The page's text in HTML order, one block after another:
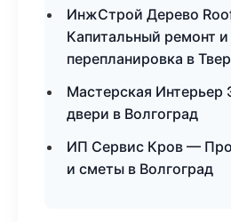
ИнжСтрой Дерево
Капитальный ремонт и
перепланировка в
Мастерская
двери в Волгоград
ИП Сервис Кров —
и сметы в Волгоград